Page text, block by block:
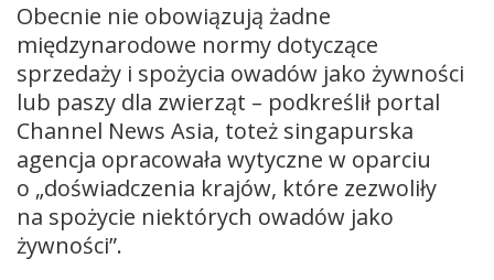
Obecnie nie obowiązują żadne
międzynarodowe normy dotyczące
sprzedaży i spożycia owadów jako żywności
lub paszy dla zwierząt – podkreślił portal
Channel News Asia, toteż singapurska
agencja opracowała wytyczne w oparciu
o „doświadczenia krajów, które zezwoliły
na spożycie niektórych owadów jako
żywności”.